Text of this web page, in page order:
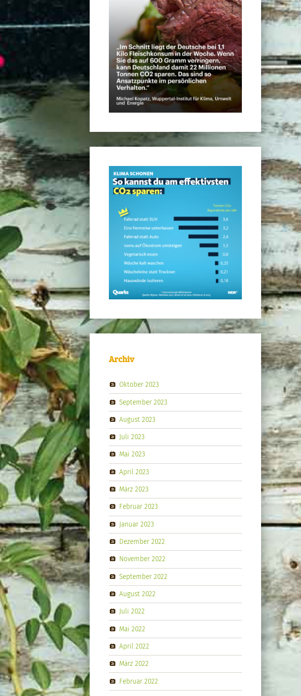
Archiv
Oktober 2023
September 2023
August 2023
Juli 2023
Mai 2023
April 2023
März 2023
Februar 2023
Januar 2023
Dezember 2022
November 2022
September 2022
August 2022
Juli 2022
Mai 2022
April 2022
März 2022
Februar 2022